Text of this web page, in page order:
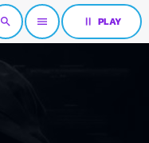
search menu pause PLAY